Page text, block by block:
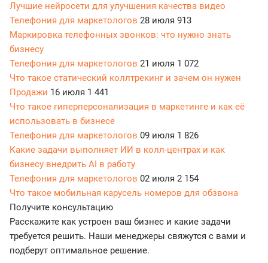
Лучшие нейросети для улучшения качества видео
Телефония для маркетологов 28 июля 913
Маркировка телефонных звонков: что нужно знать
бизнесу
Телефония для маркетологов 21 июля 1 072
Что такое статический коллтрекинг и зачем он нужен
Продажи 16 июля 1 441
Что такое гиперперсонализация в маркетинге и как её
использовать в бизнесе
Телефония для маркетологов 09 июля 1 826
Какие задачи выполняет ИИ в колл-центрах и как
бизнесу внедрить AI в работу
Телефония для маркетологов 02 июля 2 154
Что такое мобильная карусель номеров для обзвона
Получите консультацию
Расскажите как устроен ваш бизнес и какие задачи
требуется решить. Наши менеджеры свяжутся с вами и
подберут оптимальное решение.